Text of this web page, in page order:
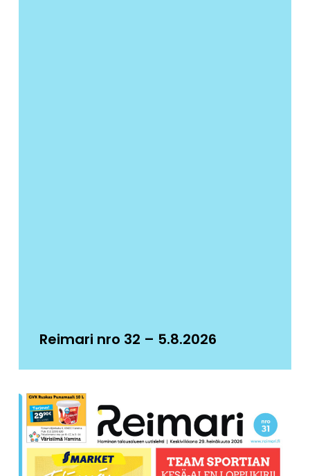
Reimari nro 32 – 5.8.2026